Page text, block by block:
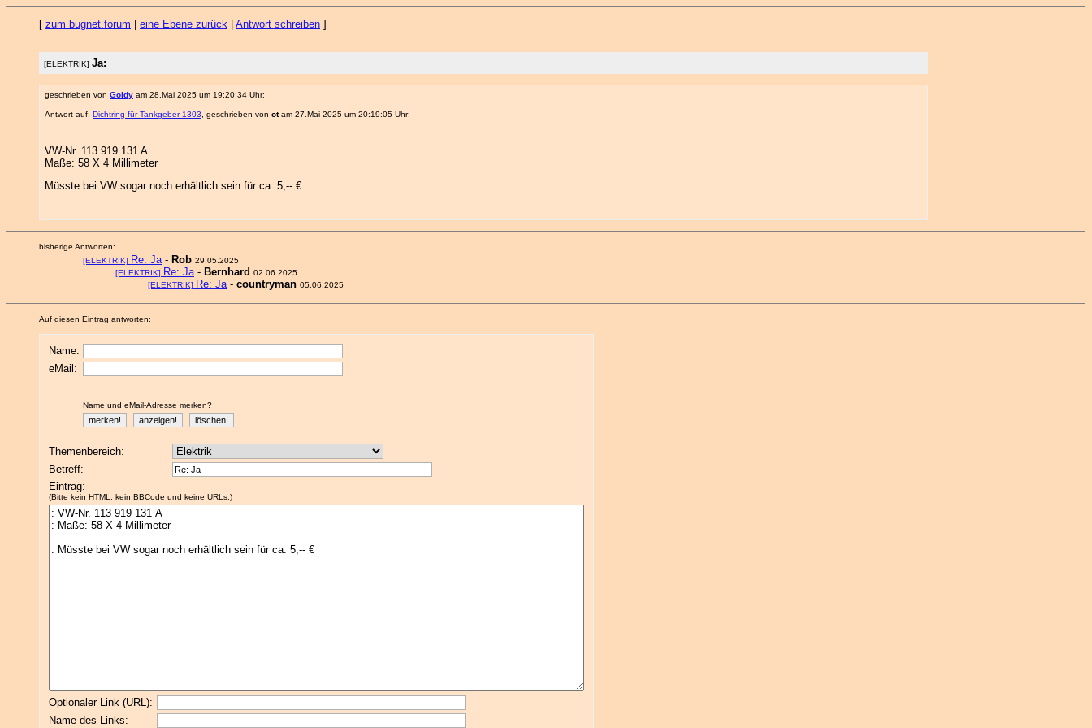
[ zum bugnet.forum eine Ebene zurück Antwort schreiben ]
[ELEKTRIK] Ja:
geschrieben von Goldy am 28.Mai 2025 um 19:20:34 Uhr:
Antwort auf: Dichtring für Tankgeber 1303 , geschrieben von otam 27.Mai 2025 um 20:19:05 Uhr:
VW-Nr. 113 919 131 A
Maße: 58 X 4 Millimeter
Müsste bei VW sogar noch erhältlich sein für ca. 5,-- €
bisherige Antworten:
[ELEKTRIK] Re: Ja- Rob 29.05.2025
[ELEKTRIK] Re: Ja- Bernhard 02.06.2025
[ELEKTRIK] Re: Ja- countryman 05.06.2025
Auf diesen Eintrag antworten:
Name:
eMail:
Name und eMail-Adresse merken?
Themenbereich:
Betreff:
Eintrag:
(Bitte kein HTML, kein BBCode und keine URLs.)
Optionaler Link (URL):
Name des Links: